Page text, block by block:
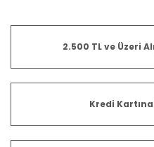
2.500 TL ve Üzeri
Kredi